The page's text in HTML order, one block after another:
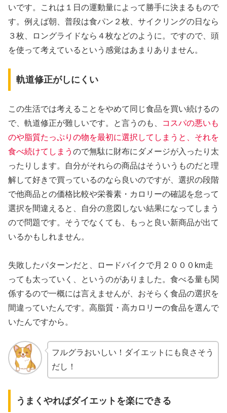
いです。これは１日の運動量によって勝手に決まるもので
す。例えば朝、普段は食パン２枚、サイクリングの日なら
３枚、ロングライドなら４枚などのように。ですので、頭
を使って考えているという感覚はあまりありません。
軌道修正がしにくい
この生活では考えることをやめて同じ食品を買い続けるの
で、軌道修正が難しいです。と言うのも、
コスパの悪いも
のや脂質たっぷりの物を最初に選択してしまうと、それを
食べ続けてしまう ので無駄に財布にダメージが入ったり太
ったりします。自分がそれらの商品はそういうものだと理
解して好きで買っているのなら良いのですが、選択の段階
で他商品との価格比較や栄養素・カロリーの確認を怠って
選択を間違えると、自分の意図しない結果になってしまう
ので問題です。そうでなくても、もっと良い新商品が出て
いるかもしれません。
失敗したパターンだと、ロードバイクで月２０００km走
っても太っていく、というのがありました。食べる量も関
係するので一概には言えませんが、おそらく食品の選択を
間違っていたんです。高脂質・高カロリーの食品を選んで
いたんですから。
フルグラおいしい！ダイエットにも良さそう
だし！
うまくやればダイエットを楽にできる